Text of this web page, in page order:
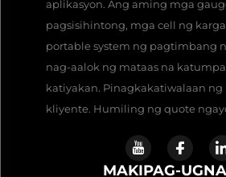
aplikasyon. Ang aming mga
pagsisihintong, mga cell ng
portable system ng pagtimbang
nag-aalok ng mataas na
katiyakan. Pinagkakatiwalaan ng
kliyente. Humiling ng quote
MAKIPAG-